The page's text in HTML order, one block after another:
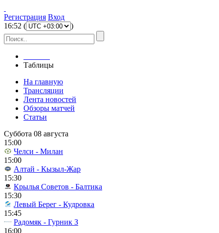
Регистрация Вход
16:52 ( )
Таблицы
На главную
Трансляции
Лента новостей
Обзоры матчей
Статьи
Суббота 08 августа
15:00
Челси - Милан
15:00
Алтай - Кызыл-Жар
15:30
Крылья Советов - Балтика
15:30
Левый Берег - Кудровка
15:45
Радомяк - Гурник З
16:00